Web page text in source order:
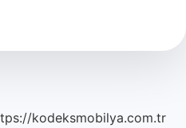
kodeksmobilya.com.tr